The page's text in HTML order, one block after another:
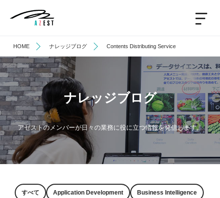
HOME ナレッジブログ Contents Distributing Service
ナレッジブログ
アゼストのメンバーが日々の業務に役に立つ情報を発信します。
すべて Application Development Business Intelligence